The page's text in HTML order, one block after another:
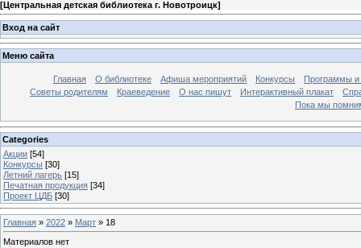
[Центральная детская библиотека г. Новотроицк]
Вход на сайт
Меню сайта
Главная О библиотеке Афиша мероприятий Конкурсы
Программы и
Советы родителям
Краеведение О нас пишут Интерактивный плакат
Пока мы
Categories
Акции [54]
Конкурсы [30]
Летний лагерь [15]
Печатная продукция [34]
Проект ЦДБ [30]
Главная » 2022 » Март » 18
Материалов нет